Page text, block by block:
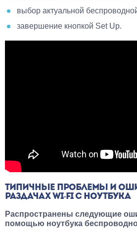
выбор актуальной
завершение кнопкой Set Up.
ТИПИЧНЫЕ ПРОБЛЕМЫ И
РАЗДАЧАХ WI-FI С НОУТБУКА
Распространены следующие
помощью ноутбука